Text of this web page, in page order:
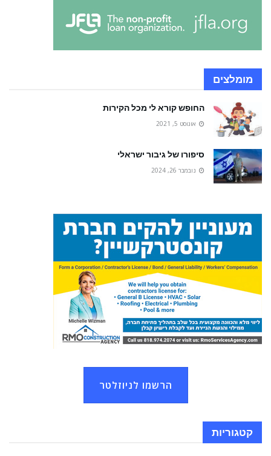
מומלצים
החופש קורא לי מכל הקירות
אוגוסט 5, 2021
סיפורו של גיבור ישראלי
נובמבר 26, 2024
הרשמו לניוזלטר
קטגוריות